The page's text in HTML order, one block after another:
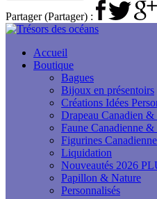
Partager (Partager) :
Accueil
Boutique
Bagues
Bijoux en présentoirs
Créations Idées
Drapeau Canadien &
Faune Canadienne &
Figurines
Liquidation
Nouveautés 2026
Papillon & Nature
Personnalisés